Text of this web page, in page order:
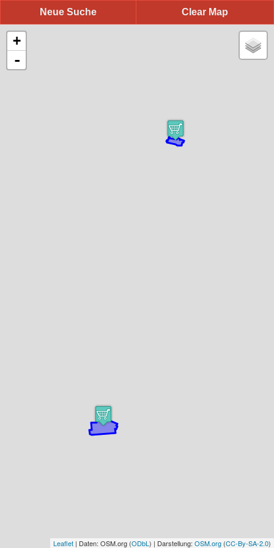
Clear Map
Neue Suche
+
-
Leaflet | Daten: OSM.org (ODbL ) | Darstellung: OSM.org (CC-By-SA-2.0)